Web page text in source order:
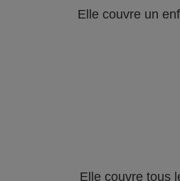
Elle couvre un
Elle couvre tous